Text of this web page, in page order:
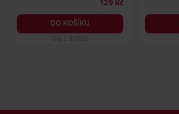
129 Kč
DO KOŠÍKU
Obj. č.: 871525